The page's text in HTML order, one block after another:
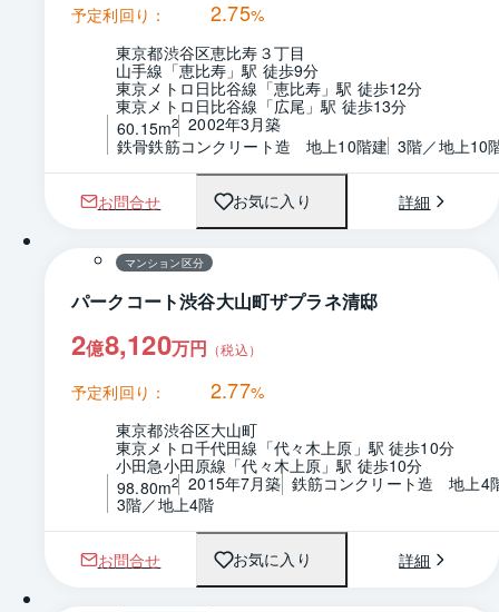
予定利回り： 2.75%
東京都渋谷区恵比寿３丁目
山手線「恵比寿」駅 徒歩9分
東京メトロ日比谷線「恵比寿」駅 徒歩12分
東京メトロ日比谷線「広尾」駅 徒歩13分
60.15m2 2002年3月築
鉄骨鉄筋コンクリート造　地上10階建 3階／地上10
お問合せ お気に入り 詳細
1 / 0 間取り
マンション区分
パークコート渋谷大山町ザプラネ清邸
2億8,120万円 （税込）
予定利回り： 2.77%
東京都渋谷区大山町
東京メトロ千代田線「代々木上原」駅 徒歩10分
小田急小田原線「代々木上原」駅 徒歩10分
98.80m2 2015年7月築 鉄筋コンクリート造　地上4
3階／地上4階
お問合せ お気に入り 詳細
1 / 0 間取り